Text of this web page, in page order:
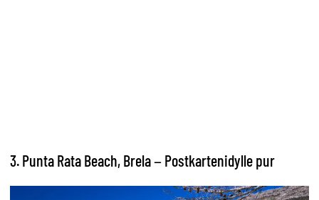
3. Punta Rata Beach, Brela – Postkartenidylle pur